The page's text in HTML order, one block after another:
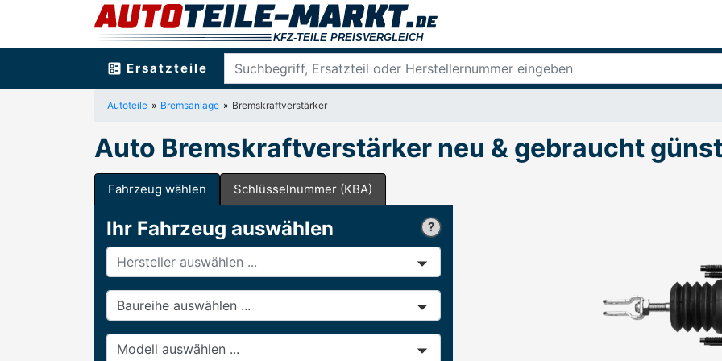
ballot Ersatzteile
Autoteile Bremsanlage Bremskraftverstärker
Auto Bremskraftverstärker neu & gebraucht
Fahrzeug wählen Schlüsselnummer (KBA)
Ihr Fahrzeug auswählen
Hersteller
Baureihe
Modell